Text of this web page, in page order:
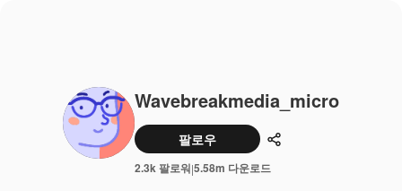
Wavebreakmedia_micro
팔로우 공유하기
2.3k 팔로워|5.58m 다운로드